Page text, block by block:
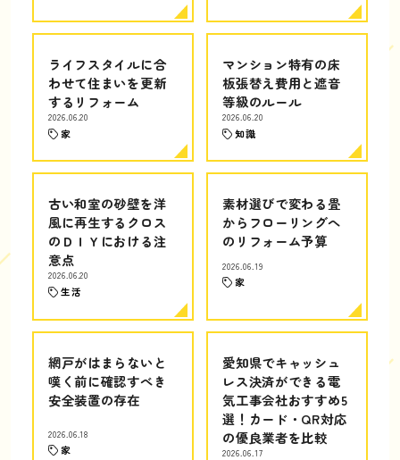
ライフスタイルに合
わせて住まいを更新
するリフォーム
2026.06.20
家
マンション特有の床
板張替え費用と遮音
等級のルール
2026.06.20
知識
古い和室の砂壁を洋
風に再生するクロス
のＤＩＹにおける注
意点
2026.06.20
生活
素材選びで変わる畳
からフローリングへ
のリフォーム予算
2026.06.19
家
網戸がはまらないと
嘆く前に確認すべき
安全装置の存在
2026.06.18
家
愛知県でキャッシュ
レス決済ができる電
気工事会社おすすめ5
選！カード・QR対応
の優良業者を比較
2026.06.17